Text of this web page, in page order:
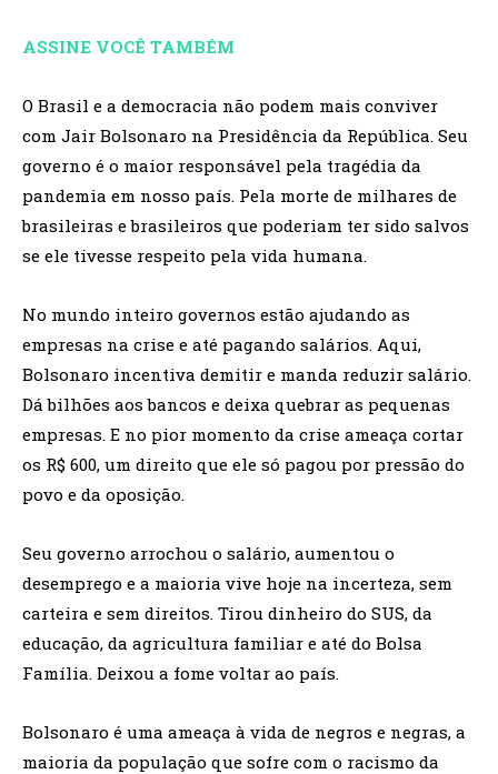
ASSINE VOCÊ TAMBÉM
O Brasil e a democracia não podem mais conviver
com Jair Bolsonaro na Presidência da República. Seu
governo é o maior responsável pela tragédia da
pandemia em nosso país. Pela morte de milhares de
brasileiras e brasileiros que poderiam ter sido salvos
se ele tivesse respeito pela vida humana.
No mundo inteiro governos estão ajudando as
empresas na crise e até pagando salários. Aqui,
Bolsonaro incentiva demitir e manda reduzir salário.
Dá bilhões aos bancos e deixa quebrar as pequenas
empresas. E no pior momento da crise ameaça cortar
os R$ 600, um direito que ele só pagou por pressão do
povo e da oposição.
Seu governo arrochou o salário, aumentou o
desemprego e a maioria vive hoje na incerteza, sem
carteira e sem direitos. Tirou dinheiro do SUS, da
educação, da agricultura familiar e até do Bolsa
Família. Deixou a fome voltar ao país.
Bolsonaro é uma ameaça à vida de negros e negras, a
maioria da população que sofre com o racismo da